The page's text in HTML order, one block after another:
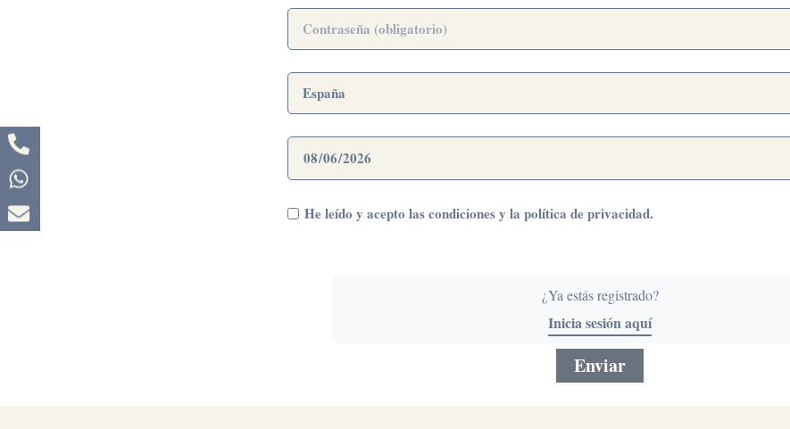
Contraseña
País
Fecha
Nacimiento
Términos
y
Condiciones
He leído y acepto lascondicionesy la política de privacidad.
¿Ya estás registrado?
Inicia sesión aquí
Enviar